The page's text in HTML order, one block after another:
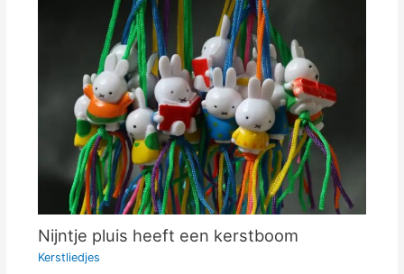
Nijntje pluis heeft een kerstboom
Kerstliedjes